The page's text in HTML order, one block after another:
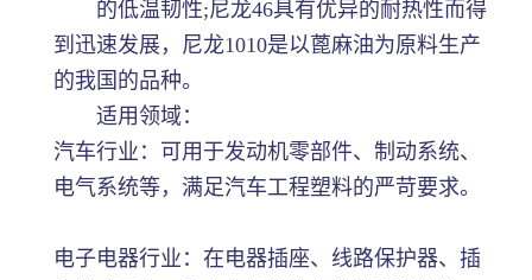
的低温韧性;尼龙46具有优异的耐热性而得
到迅速发展，尼龙1010是以蓖麻油为原料生产
的我国的品种。
适用领域：
汽车行业：可用于发动机零部件、制动系统、
电气系统等，满足汽车工程塑料的严苛要求。
电子电器行业：在电器插座、线路保护器、插